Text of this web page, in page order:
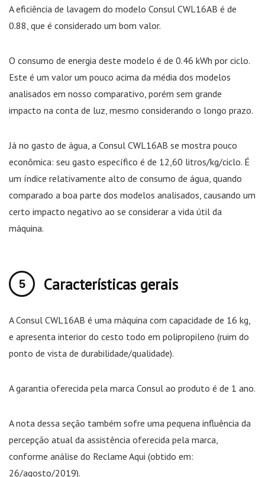
A eficiência de lavagem do modelo Consul CWL16AB é de
0.88, que é considerado um bom valor.
O consumo de energia deste modelo é de 0.46 kWh por ciclo.
Este é um valor um pouco acima da média dos modelos
analisados em nosso comparativo, porém sem grande
impacto na conta de luz, mesmo considerando o longo prazo.
Já no gasto de água, a Consul CWL16AB se mostra pouco
econômica: seu gasto específico é de 12,60 litros/kg/ciclo. É
um índice relativamente alto de consumo de água, quando
comparado a boa parte dos modelos analisados, causando um
certo impacto negativo ao se considerar a vida útil da
máquina.
Características gerais
A Consul CWL16AB é uma máquina com capacidade de 16 kg,
e apresenta interior do cesto todo em polipropileno (ruim do
ponto de vista de durabilidade/qualidade).
A garantia oferecida pela marca Consul ao produto é de 1 ano.
A nota dessa seção também sofre uma pequena influência da
percepção atual da assistência oferecida pela marca,
conforme análise do Reclame Aqui (obtido em:
26/agosto/2019).